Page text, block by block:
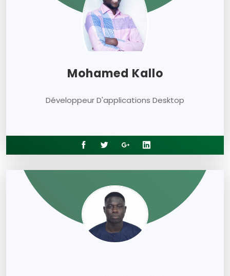
Mohamed Kallo
Développeur D'applications Desktop